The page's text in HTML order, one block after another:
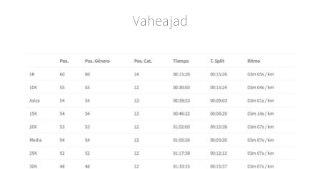
Vaheajad